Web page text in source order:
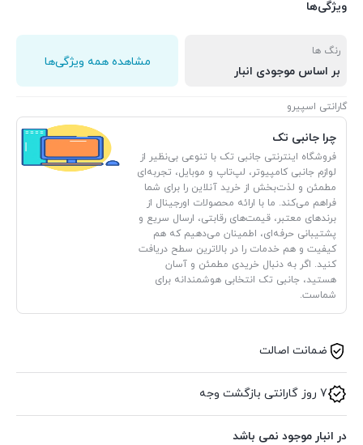
ویژگی‌ها
رنگ ها
بر اساس موجودی انبار
مشاهده همه ویژگی‌ها
گارانتی اسپیرو
چرا جانبی تک
فروشگاه اینترنتی جانبی تک با تنوعی بی‌نظیر از
لوازم جانبی کامپیوتر، لپ‌تاپ و موبایل، تجربه‌ای
مطمئن و لذت‌بخش از خرید آنلاین را برای شما
فراهم می‌کند. ما با ارائه محصولات اورجینال از
برندهای معتبر، قیمت‌های رقابتی، ارسال سریع و
پشتیبانی حرفه‌ای، اطمینان می‌دهیم که هم
کیفیت و هم خدمات را در بالاترین سطح دریافت
کنید. اگر به دنبال خریدی مطمئن و آسان
هستید، جانبی تک انتخابی هوشمندانه برای
شماست.
ضمانت اصالت
7 روز گارانتی بازگشت وجه
در انبار موجود نمی باشد